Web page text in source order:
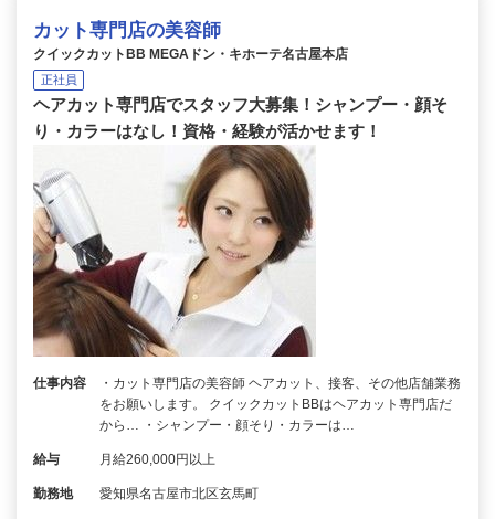
カット専門店の美容師
クイックカットBB MEGAドン・キホーテ名古屋本店
正社員
ヘアカット専門店でスタッフ大募集！シャンプー・顔そ
り・カラーはなし！資格・経験が活かせます！
仕事内容
・カット専門店の美容師 ヘアカット、接客、その他店舗業務
をお願いします。 クイックカットBBはヘアカット専門店だ
から… ・シャンプー・顔そり・カラーは…
給与 月給260,000円以上
勤務地 愛知県名古屋市北区玄馬町